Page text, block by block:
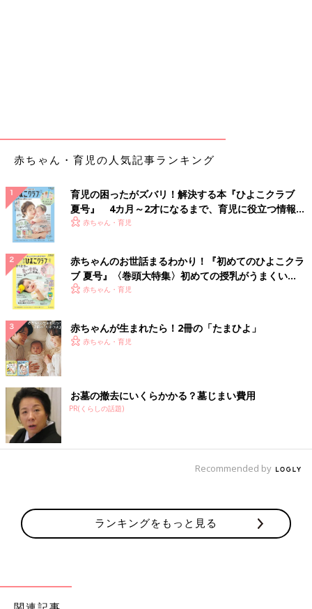
赤ちゃん・育児の人気記事ランキング
育児の困ったがズバリ！解決する本『ひよこクラブ
夏号』 4カ月～2才になるまで、育児に役立つ情報が
いっぱい！
赤ちゃん・育児
赤ちゃんのお世話まるわかり！『初めてのひよこクラ
ブ 夏号』〈巻頭大特集〉初めての授乳がうまくい
く！ おっぱい・ミルクの基本と夏のトラブル 解決テ
赤ちゃん・育児
赤ちゃんが生まれたら！2冊の「たまひよ」
赤ちゃん・育児
お墓の撤去にいくらかかる？墓じまい費用
PR(くらしの話題)
Recommended by
ランキングをもっと見る